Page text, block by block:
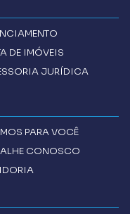
DE IMÓVEIS
JURÍDICA
PARA VOCÊ
CONOSCO